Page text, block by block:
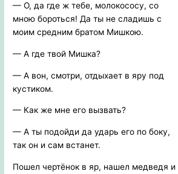
— О, да где ж тебе, молокососу, со
мною бороться! Да ты не сладишь с
моим средним братом Мишкою.
— А где твой Мишка?
— А вон, смотри, отдыхает в яру под
кустиком.
— Как же мне его вызвать?
— А ты подойди да ударь его по боку,
так он и сам встанет.
Пошел чертёнок в яр, нашел медведя и